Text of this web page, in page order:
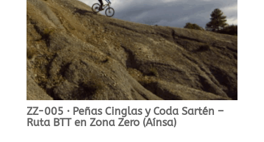
ZZ-005 · Peñas Cinglas y Coda Sartén –
Ruta BTT en Zona Zero (Aínsa)